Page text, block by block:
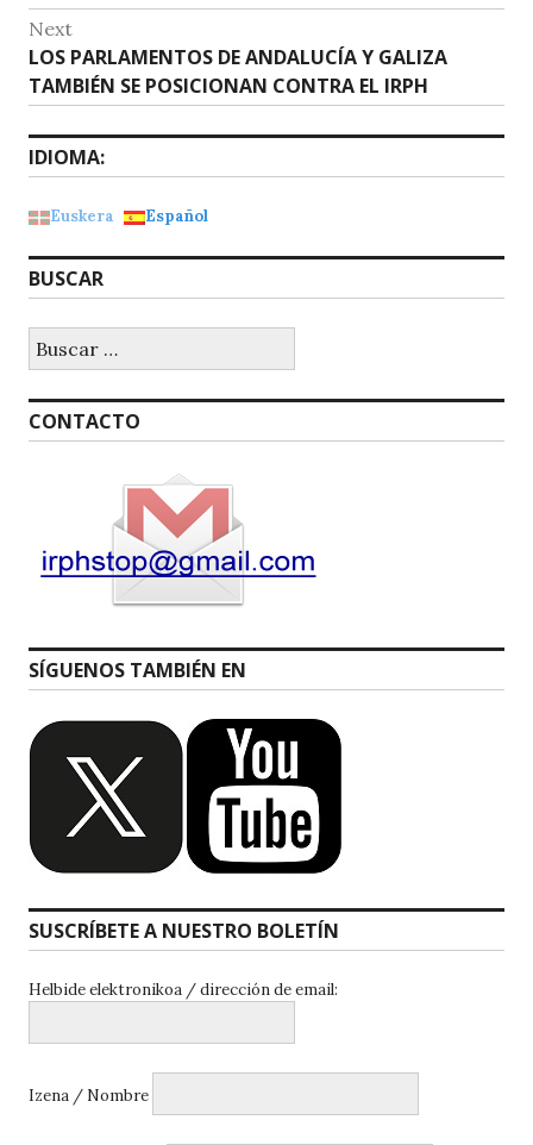
Next
Next
post:
LOS PARLAMENTOS DE ANDALUCÍA Y GALIZA
TAMBIÉN SE POSICIONAN CONTRA EL IRPH
IDIOMA:
Euskera Español
BUSCAR
CONTACTO
SÍGUENOS TAMBIÉN EN
SUSCRÍBETE A NUESTRO BOLETÍN
Helbide elektronikoa / dirección de email:
Izena / Nombre